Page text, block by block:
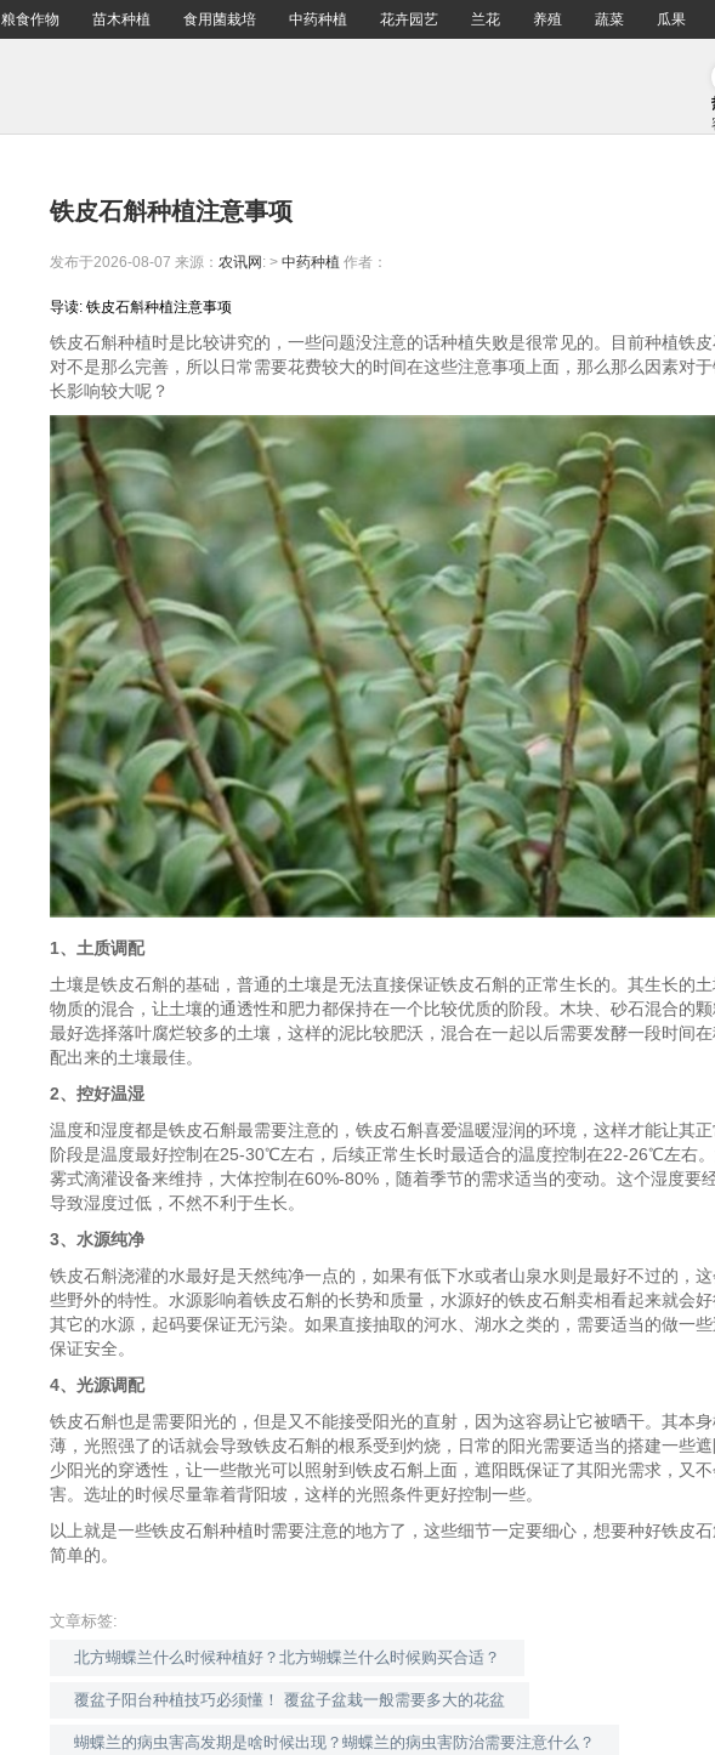
粮食作物 苗木种植 食用菌栽培 中药种植 花卉园艺 兰花 养殖 蔬菜 瓜果
铁皮石斛种植注意事项
发布于2026-08-07 来源： 农讯网 : > 中药种植 作者：
导读: 铁皮石斛种植注意事项
铁皮石斛种植时是比较讲究的，一些问题没注意的话种植失败是很常见的。目前种植铁
对不是那么完善，所以日常需要花费较大的时间在这些注意事项上面，那么那么因素对
长影响较大呢？
1、土质调配
土壤是铁皮石斛的基础，普通的土壤是无法直接保证铁皮石斛的正常生长的。其生长的
物质的混合，让土壤的通透性和肥力都保持在一个比较优质的阶段。木块、砂石混合的
最好选择落叶腐烂较多的土壤，这样的泥比较肥沃，混合在一起以后需要发酵一段时间
配出来的土壤最佳。
2、控好温湿
温度和湿度都是铁皮石斛最需要注意的，铁皮石斛喜爱温暖湿润的环境，这样才能让其
阶段是温度最好控制在25-30℃左右，后续正常生长时最适合的温度控制在22-26℃左右
雾式滴灌设备来维持，大体控制在60%-80%，随着季节的需求适当的变动。这个湿度要
导致湿度过低，不然不利于生长。
3、水源纯净
铁皮石斛浇灌的水最好是天然纯净一点的，如果有低下水或者山泉水则是最好不过的，
些野外的特性。水源影响着铁皮石斛的长势和质量，水源好的铁皮石斛卖相看起来就会
其它的水源，起码要保证无污染。如果直接抽取的河水、湖水之类的，需要适当的做一
保证安全。
4、光源调配
铁皮石斛也是需要阳光的，但是又不能接受阳光的直射，因为这容易让它被晒干。其本
薄，光照强了的话就会导致铁皮石斛的根系受到灼烧，日常的阳光需要适当的搭建一些
少阳光的穿透性，让一些散光可以照射到铁皮石斛上面，遮阳既保证了其阳光需求，又
害。选址的时候尽量靠着背阳坡，这样的光照条件更好控制一些。
以上就是一些铁皮石斛种植时需要注意的地方了，这些细节一定要细心，想要种好铁皮
简单的。
文章标签:
北方蝴蝶兰什么时候种植好？北方蝴蝶兰什么时候购买合适？
覆盆子阳台种植技巧必须懂！ 覆盆子盆栽一般需要多大的花盆
蝴蝶兰的病虫害高发期是啥时候出现？蝴蝶兰的病虫害防治需要注意什么？